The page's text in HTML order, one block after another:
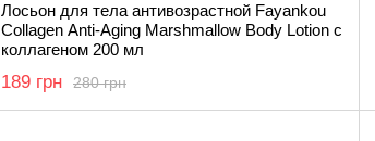
Лосьон для тела антивозрастной Fayankou
Collagen Anti-Aging Marshmallow Body Lotion с
коллагеном 200 мл
280 грн
189 грн